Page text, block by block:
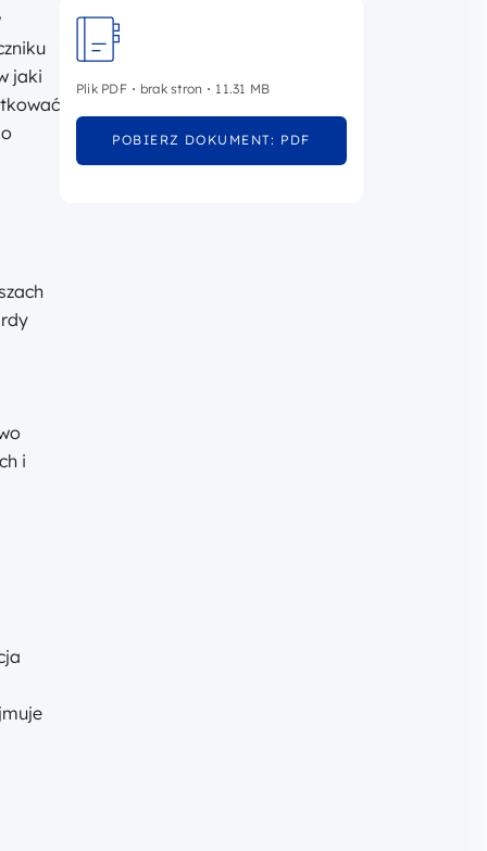
jaki
i
Plik PDF brak stron 11.31 MB
POBIERZ DOKUMENT: PDF